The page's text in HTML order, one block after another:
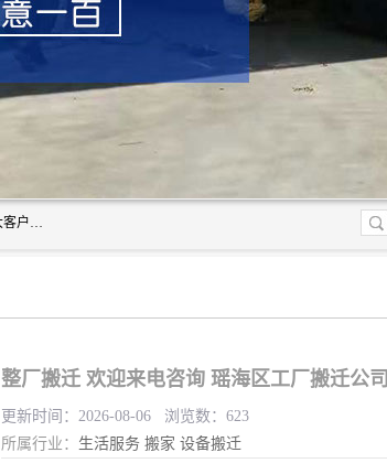
安徽信多多吊装搬运有限公司，主营吊装搬运,工厂搬迁，叉车出租，公司地址位于安徽合肥瑶海，致力于为广大客户提供优质的产品/服务，如果您对我公司的产品服务感兴趣，请联系[安徽信多多吊装搬运有限公司]，期待您的来电。
整厂搬迁 欢迎来电咨询 瑶海区工厂搬迁公司
更新时间：2026-08-06 浏览数：623
所属行业： 生活服务 搬家 设备搬迁